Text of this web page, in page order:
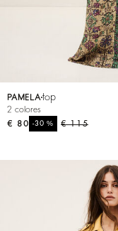
PAMELA top
2 colores
€ 115
-30%
€ 80